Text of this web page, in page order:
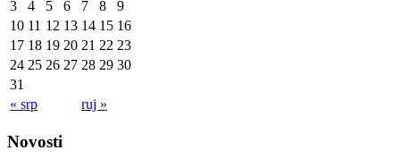
3
4 5 6 7 8
9
10 11 12 13 14 15 16
17 18 19 20 21 22 23
24 25 26 27 28 29 30
31
« srp
ruj »
Novosti